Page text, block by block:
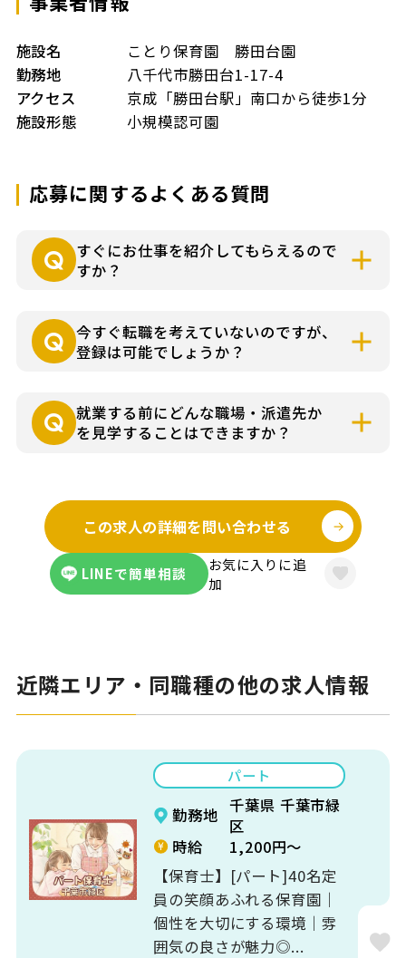
施設名
ことり保育園 勝田台園
勤務地
八千代市勝田台1-17-4
アクセス
京成「勝田台駅」南口から徒歩1分
施設形態
小規模認可園
応募に関するよくある質問
すぐにお仕事を紹介してもらえるので
すか？
コーディネーターよりお仕事の詳細をお電
話やメールでお知らせいたします。
今すぐ転職を考えていないのですが、
登録は可能でしょうか？
ださい。
就業する前にどんな職場・派遣先か
を見学することはできますか？
し、見学にゆくさ担当者が同行して、派遣
先に伺うことも可能です。
この求人の詳細を問い合わせる
LINEで簡単相談
お気に入りに追
加
近隣エリア・同職種の他の求人情報
パート
勤務地 千葉県 千葉市緑
区
時給
1,200円～
【保育士】[パート]40名定
員の笑顔あふれる保育園｜
個性を大切にする環境｜雰
囲気の良さが魅力◎...